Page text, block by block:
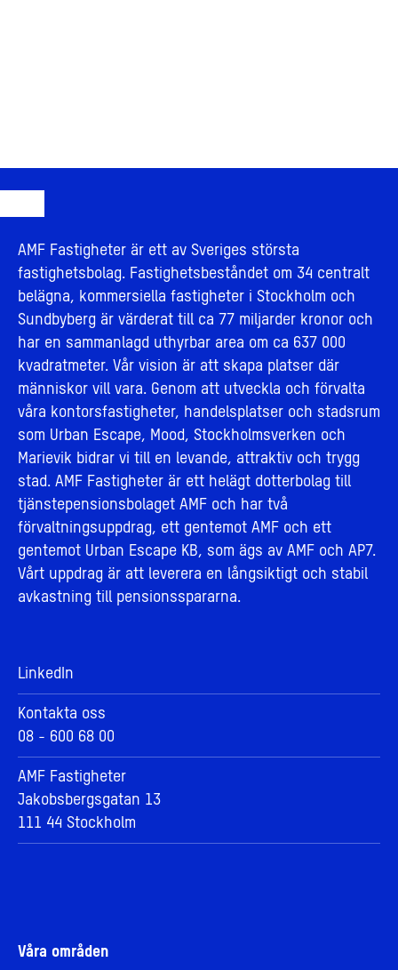
AMF Fastigheter är ett av Sveriges största
fastighetsbolag. Fastighetsbeståndet om 34 centralt
belägna, kommersiella fastigheter i Stockholm och
Sundbyberg är värderat till ca 77 miljarder kronor och
har en sammanlagd uthyrbar area om ca 637 000
kvadratmeter. Vår vision är att skapa platser där
människor vill vara. Genom att utveckla och förvalta
våra kontorsfastigheter, handelsplatser och stadsrum
som Urban Escape, Mood, Stockholmsverken och
Marievik bidrar vi till en levande, attraktiv och trygg
stad. AMF Fastigheter är ett helägt dotterbolag till
tjänstepensionsbolaget AMF och har två
förvaltningsuppdrag, ett gentemot AMF och ett
gentemot Urban Escape KB, som ägs av AMF och AP7.
Vårt uppdrag är att leverera en långsiktigt och stabil
avkastning till pensionsspararna.
LinkedIn
Kontakta oss
08 - 600 68 00
AMF Fastigheter
Jakobsbergsgatan 13
111 44 Stockholm
Våra områden